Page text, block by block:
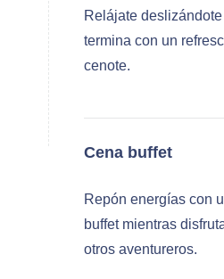
Relájate
termina con un
cenote.
Cena buffet
Repón energías con
buffet mientras
otros aventureros.